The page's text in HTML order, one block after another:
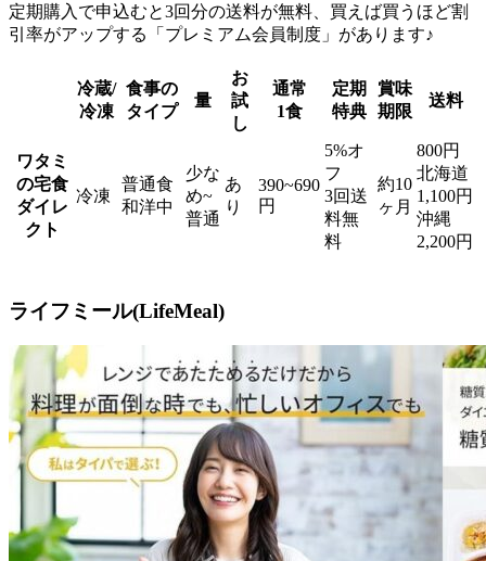
定期購入で申込むと3回分の送料が無料、買えば買うほど割
引率がアップする「プレミアム会員制度」があります♪
冷蔵/
冷凍
食事の
タイプ
量
お
試
し
通常
1食
定期
特典
賞味
期限
送料
ワタミ
の宅食
ダイレ
クト
冷凍
普通食
和洋中
少な
め~
普通
あ
り
390~690
円
5%オ
フ
3回送
料無
料
約10
ヶ月
800円
北海道
1,100円
沖縄
2,200円
ライフミール(LifeMeal)